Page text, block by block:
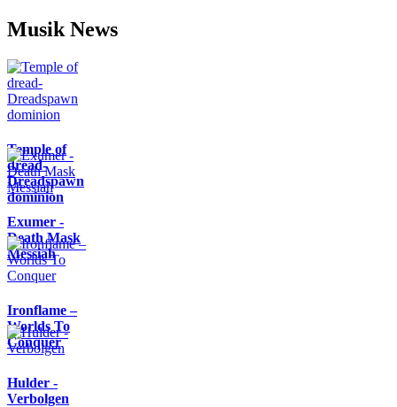
Musik News
Temple of
dread-
Dreadspawn
dominion
Exumer -
Death Mask
Messiah
Ironflame –
Worlds To
Conquer
Hulder -
Verbolgen